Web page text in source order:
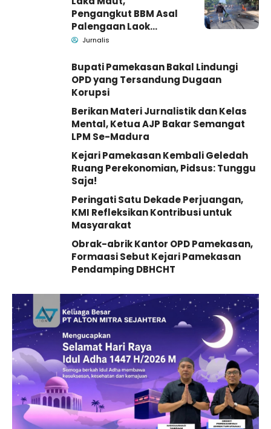
Pengangkut BBM Asal
Palengaan Laok
Pamekasan Meninggal
Jurnalis
Bupati Pamekasan Bakal Lindungi
OPD yang Tersandung Dugaan
Korupsi
Berikan Materi Jurnalistik dan Kelas
Mental, Ketua AJP Bakar Semangat
LPM Se-Madura
Kejari Pamekasan Kembali Geledah
Ruang Perekonomian, Pidsus: Tunggu
Saja!
Peringati Satu Dekade Perjuangan,
KMI Refleksikan Kontribusi untuk
Masyarakat
Obrak-abrik Kantor OPD Pamekasan,
Formaasi Sebut Kejari Pamekasan
Pendamping DBHCHT